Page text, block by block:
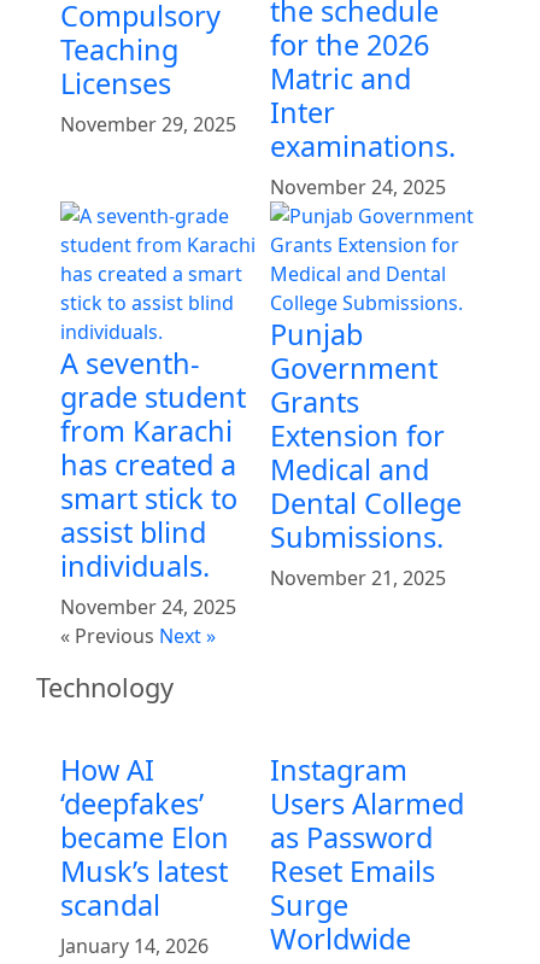
Compulsory
Teaching
Licenses
November 29, 2025
the schedule
for the 2026
Matric and
Inter
examinations.
November 24, 2025
A seventh-
grade student
from Karachi
has created a
smart stick to
assist blind
individuals.
November 24, 2025
Punjab
Government
Grants
Extension for
Medical and
Dental College
Submissions.
November 21, 2025
« Previous Next »
Technology
How AI
‘deepfakes’
became Elon
Musk’s latest
scandal
January 14, 2026
Instagram
Users Alarmed
as Password
Reset Emails
Surge
Worldwide